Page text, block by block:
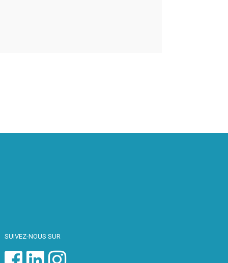
SUIVEZ-NOUS SUR